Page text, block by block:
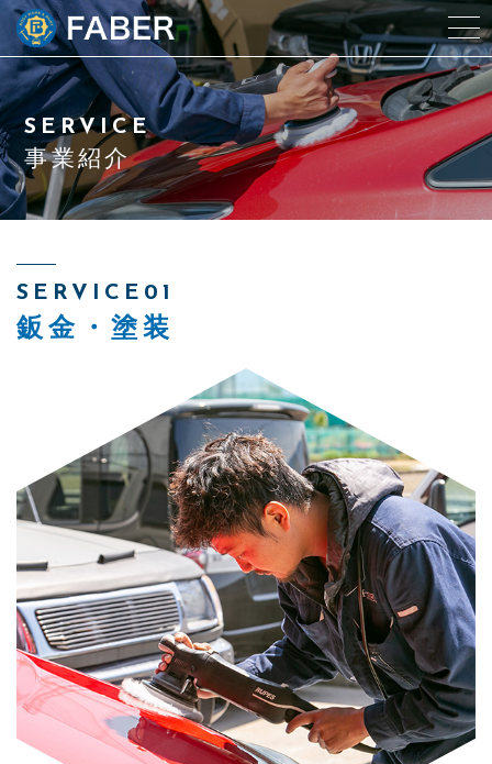
当社について
スタッフ紹介
事業紹介
中古車情報
LINEで簡単問い合わせ
よくある質問
ブログ
お問い合わせ
CONTACT
お見積もりは無料！
SERVICE
事業紹介
SERVICE01
鈑金・塗装